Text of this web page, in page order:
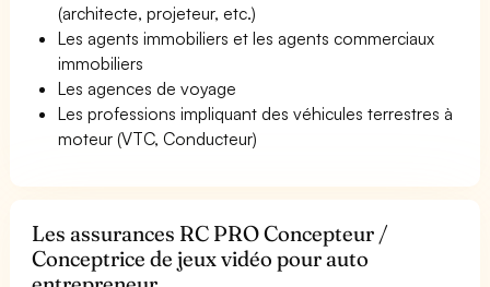
(architecte, projeteur, etc.)
Les agents immobiliers et les agents commerciaux
immobiliers
Les agences de voyage
Les professions impliquant des véhicules terrestres à
moteur (VTC, Conducteur)
Les assurances RC PRO Concepteur /
Conceptrice de jeux vidéo pour auto